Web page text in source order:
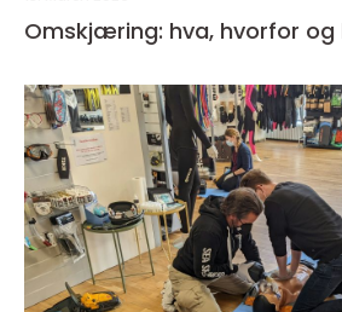
Omskjæring: hva, hvorfor og